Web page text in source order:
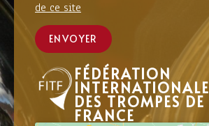
de ce site
ENVOYER
FÉDÉRATION
INTERNATIONALE
DES TROMPES DE
FRANCE